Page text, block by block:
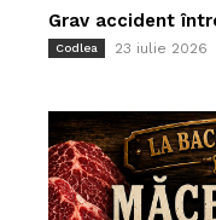
Grav accident
Codlea 23 iulie 2026